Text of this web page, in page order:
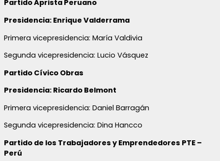
Partido Aprista Peruano
Presidencia: Enrique Valderrama
Primera vicepresidencia: María Valdivia
Segunda vicepresidencia: Lucio Vásquez
Partido Cívico Obras
Presidencia: Ricardo Belmont
Primera vicepresidencia: Daniel Barragán
Segunda vicepresidencia: Dina Hancco
Partido de los Trabajadores y Emprendedores PTE –
Perú